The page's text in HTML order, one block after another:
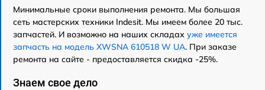
Минимальные сроки выполнения ремонта. Мы большая
сеть мастерских техники Indesit. Мы имеем более 20 тыс.
запчастей. И возможно на наших складах уже имеется
запчасть на модель XWSNA 610518 W UA. При заказе
ремонта на сайте - предоставляется скидка -25%.
Знаем свое дело